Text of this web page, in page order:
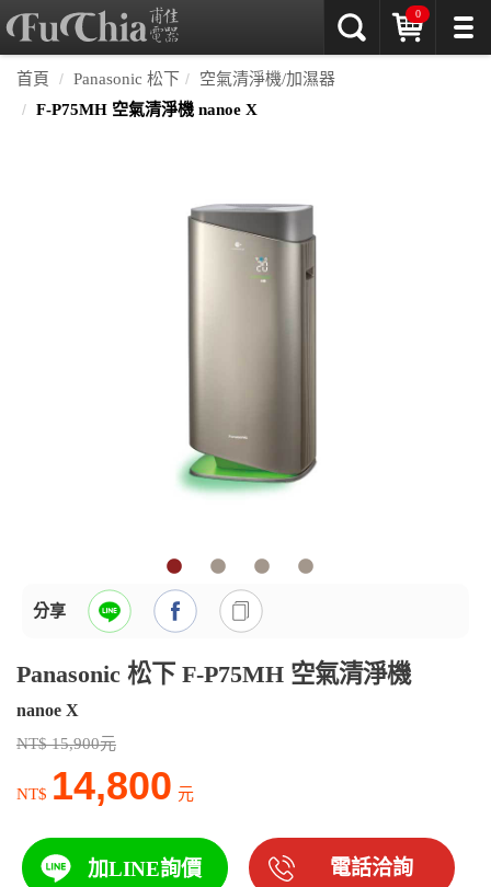
0
首頁 Panasonic 松下
空氣清淨機/加濕器
F-P75MH 空氣清淨機 nanoe X
分享
Panasonic 松下 F-P75MH 空氣清淨機
nanoe X
NT$ 15,900元
NT$ 14,800 元
加LINE詢價 電話洽詢